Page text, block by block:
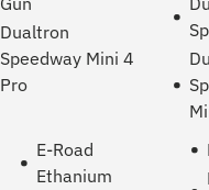
Dualtron
Speedway Mini 4
Pro
E-Road
Ethanium